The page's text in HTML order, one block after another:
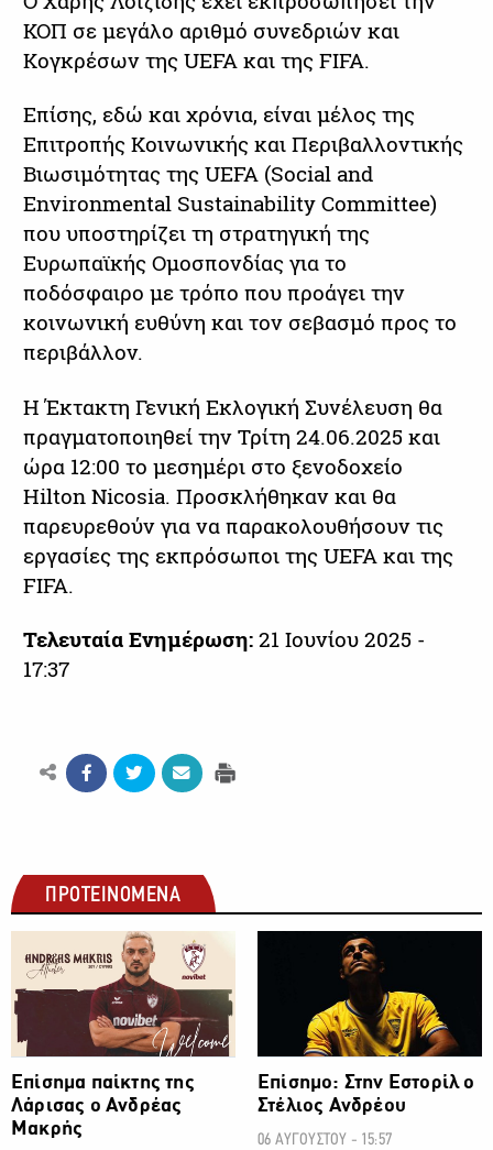
ΚΟΠ σε μεγάλο αριθμό συνεδριών και
Κογκρέσων της UEFA και της FIFA.
Επίσης, εδώ και χρόνια, είναι μέλος της
Επιτροπής Κοινωνικής και Περιβαλλοντικής
Βιωσιμότητας της UEFA (Social and
Environmental Sustainability Committee)
που υποστηρίζει τη στρατηγική της
Ευρωπαϊκής Ομοσπονδίας για το
ποδόσφαιρο με τρόπο που προάγει την
κοινωνική ευθύνη και τον σεβασμό προς το
περιβάλλον.
Η Έκτακτη Γενική Εκλογική Συνέλευση θα
πραγματοποιηθεί την Τρίτη 24.06.2025 και
ώρα 12:00 το μεσημέρι στο ξενοδοχείο
Hilton Nicosia. Προσκλήθηκαν και θα
παρευρεθούν για να παρακολουθήσουν τις
εργασίες της εκπρόσωποι της UEFA και της
FIFA.
Τελευταία Ενημέρωση:21 Ιουνίου 2025 -
17:37
ΠΡΟΤΕΙΝΟΜΕΝΑ
ΠΟΔΟΣΦΑΙΡΟ
Επίσημα παίκτης της
Λάρισας ο Ανδρέας
Μακρής
Επίσημο: Στην Εστορίλ ο
Στέλιος Ανδρέου
06 ΑΥΓΟΥΣΤΟΥ - 15:57